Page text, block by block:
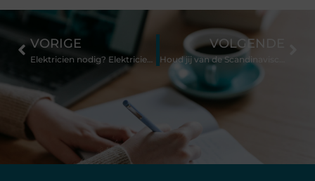
VORIGE
Elektricien nodig? Elektricien in de buurt staat voor u klaar
VOLGENDE